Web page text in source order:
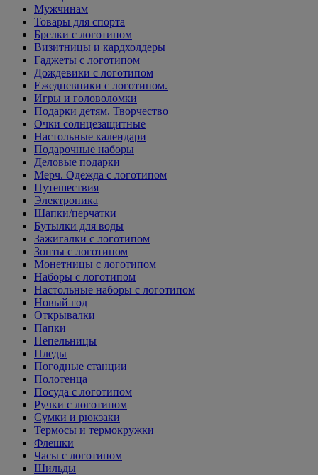
Мужчинам
Товары для спорта
Брелки с логотипом
Визитницы и кардхолдеры
Гаджеты с логотипом
Дождевики с логотипом
Ежедневники с логотипом.
Игры и головоломки
Подарки детям. Творчество
Очки солнцезащитные
Настольные календари
Подарочные наборы
Деловые подарки
Мерч. Одежда с логотипом
Путешествия
Электроника
Шапки/перчатки
Бутылки для воды
Зажигалки с логотипом
Зонты с логотипом
Монетницы с логотипом
Наборы с логотипом
Настольные наборы с логотипом
Новый год
Открывалки
Папки
Пепельницы
Пледы
Погодные станции
Полотенца
Посуда с логотипом
Ручки с логотипом
Сумки и рюкзаки
Термосы и термокружки
Флешки
Часы с логотипом
Шильды